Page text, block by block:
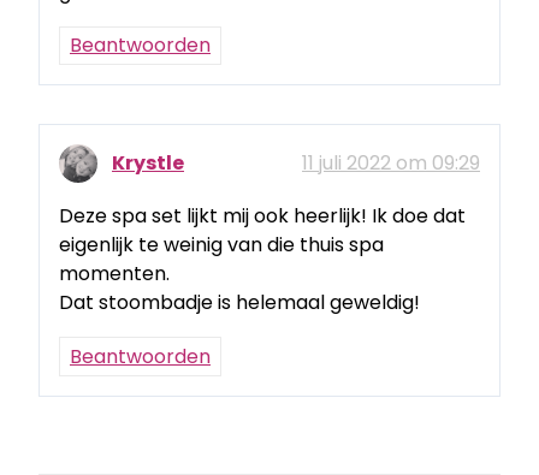
Beantwoorden
Krystle
11 juli 2022 om 09:29
Deze spa set lijkt mij ook heerlijk! Ik doe dat
eigenlijk te weinig van die thuis spa
momenten.
Dat stoombadje is helemaal geweldig!
Beantwoorden